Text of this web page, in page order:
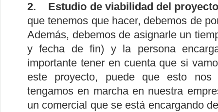
2. Estudio de viabilidad del
que tenemos que hacer, debemos de
Además, debemos de asignarle un
y fecha de fin) y la persona
importante tener en cuenta que si
este proyecto, puede que esto
tengamos en marcha en nuestra
un comercial que se está encargando